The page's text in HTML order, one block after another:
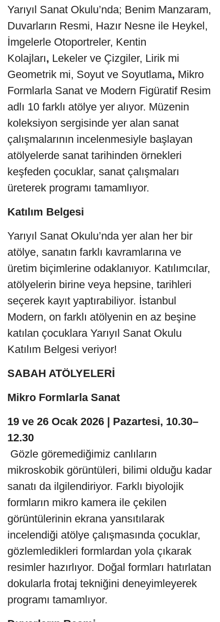
Yarıyıl Sanat Okulu’nda; Benim Manzaram,
Duvarların Resmi, Hazır Nesne ile Heykel,
İmgelerle Otoportreler, Kentin
Kolajları, Lekeler ve Çizgiler, Lirik mi
Geometrik mi, Soyut ve Soyutlama, Mikro
Formlarla Sanat ve Modern Figüratif Resim
adlı 10 farklı atölye yer alıyor. Müzenin
koleksiyon sergisinde yer alan sanat
çalışmalarının incelenmesiyle başlayan
atölyelerde sanat tarihinden örnekleri
keşfeden çocuklar, sanat çalışmaları
üreterek programı tamamlıyor.
Katılım Belgesi
Yarıyıl Sanat Okulu’nda yer alan her bir
atölye, sanatın farklı kavramlarına ve
üretim biçimlerine odaklanıyor. Katılımcılar,
atölyelerin birine veya hepsine, tarihleri
seçerek kayıt yaptırabiliyor. İstanbul
Modern, on farklı atölyenin en az beşine
katılan çocuklara Yarıyıl Sanat Okulu
Katılım Belgesi veriyor!
SABAH ATÖLYELERİ
Mikro Formlarla Sanat
19 ve 26 Ocak 2026 | Pazartesi, 10.30–
12.30
Gözle göremediğimiz canlıların
mikroskobik görüntüleri, bilimi olduğu kadar
sanatı da ilgilendiriyor. Farklı biyolojik
formların mikro kamera ile çekilen
görüntülerinin ekrana yansıtılarak
incelendiği atölye çalışmasında çocuklar,
gözlemledikleri formlardan yola çıkarak
resimler hazırlıyor. Doğal formları hatırlatan
dokularla frotaj tekniğini deneyimleyerek
programı tamamlıyor.